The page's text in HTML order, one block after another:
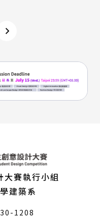
大賽執行小組
建築系
1208